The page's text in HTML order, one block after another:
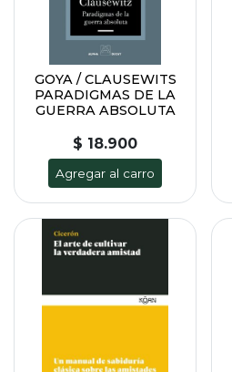
GOYA / CLAUSEWITS
PARADIGMAS DE LA
GUERRA ABSOLUTA
$ 18.900
Agregar al carro